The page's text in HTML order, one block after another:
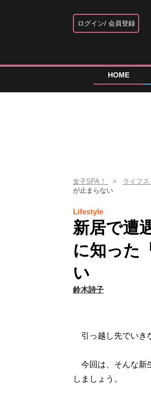
ログイン 会員登録
HOME
女子SPA！ ライフ
が止まらない
Lifestyle
新居で遭
に知った
い
鈴木詩子
引っ越し先でいき
今回は、そんな新
しましょう。